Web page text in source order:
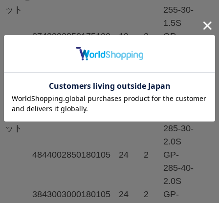
ット
255-30-
1.5S
3743002850175100 19 2
GP-
3843003000180105 22 2
GP-
300-30-
1.5S
ット
3002850 180
285-30-
2.0S
4844002850180105 24 2
GP-
285-40-
2.0S
3843003000180105 24 2
GP-